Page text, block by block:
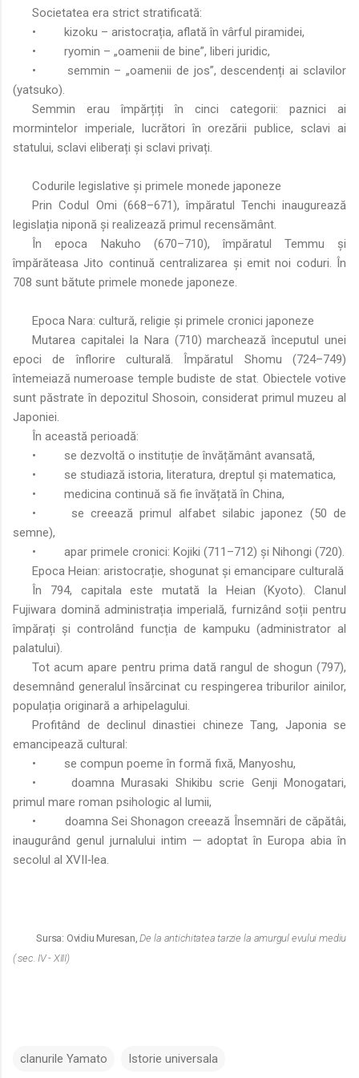
Societatea era strict stratificată:
•
kizoku – aristocrația, aflată în vârful piramidei,
•
ryomin – „oamenii de bine”, liberi juridic,
•
semmin – „oamenii de jos”, descendenți ai sclavilor
(yatsuko).
Semmin erau împărțiți în cinci categorii: paznici ai
mormintelor imperiale, lucrători în orezării publice, sclavi ai
statului, sclavi eliberați și sclavi privați.
Codurile legislative și primele monede japoneze
Prin Codul Omi (668–671), împăratul Tenchi inaugurează
legislația niponă și realizează primul recensământ.
În epoca Nakuho (670–710), împăratul Temmu și
împărăteasa Jito continuă centralizarea și emit noi coduri. În
708 sunt bătute primele monede japoneze.
Epoca Nara: cultură, religie și primele cronici japoneze
Mutarea capitalei la Nara (710) marchează începutul unei
epoci de înflorire culturală. Împăratul Shomu (724–749)
întemeiază numeroase temple budiste de stat. Obiectele votive
sunt păstrate în depozitul Shosoin, considerat primul muzeu al
Japoniei.
În această perioadă:
•
se dezvoltă o instituție de învățământ avansată,
•
se studiază istoria, literatura, dreptul și matematica,
•
medicina continuă să fie învățată în China,
•
se creează primul alfabet silabic japonez (50 de
semne),
•
apar primele cronici: Kojiki (711–712) și Nihongi (720).
Epoca Heian: aristocrație, shogunat și emancipare culturală
În 794, capitala este mutată la Heian (Kyoto). Clanul
Fujiwara domină administrația imperială, furnizând soții pentru
împărați și controlând funcția de kampuku (administrator al
palatului).
Tot acum apare pentru prima dată rangul de shogun (797),
desemnând generalul însărcinat cu respingerea triburilor ainilor,
populația originară a arhipelagului.
Profitând de declinul dinastiei chineze Tang, Japonia se
emancipează cultural:
•
se compun poeme în formă fixă, Manyoshu,
•
doamna Murasaki Shikibu scrie Genji Monogatari,
primul mare roman psihologic al lumii,
•
doamna Sei Shonagon creează Însemnări de căpătâi,
inaugurând genul jurnalului intim — adoptat în Europa abia în
secolul al XVII‑lea.
Sursa: Ovidiu Muresan,De la antichitatea tarzie la amurgul evului mediu
( sec. IV - XIII)
clanurile Yamato Istorie universala